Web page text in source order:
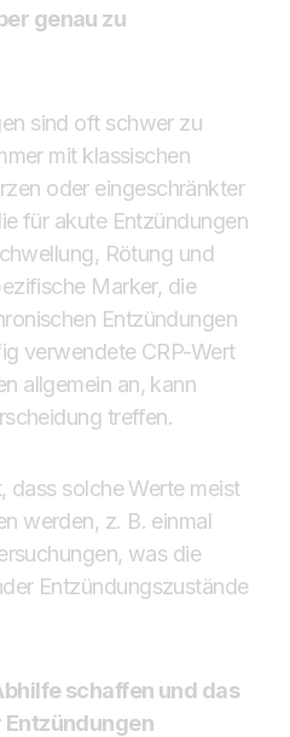
genau zu
sind oft schwer zu
mit klassischen
oder eingeschränkter
für akute Entzündungen
Rötung und
Marker, die
Entzündungen
verwendete CRP-Wert
allgemein an, kann
treffen.
dass solche Werte meist
werden, z. B. einmal
was die
Entzündungszustände
schaffen und das